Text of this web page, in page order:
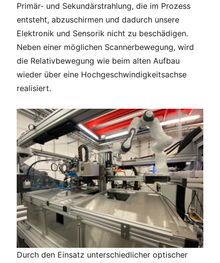
Primär- und Sekundärstrahlung, die im Prozess
entsteht, abzuschirmen und dadurch unsere
Elektronik und Sensorik nicht zu beschädigen.
Neben einer möglichen Scannerbewegung, wird
die Relativbewegung wie beim alten Aufbau
wieder über eine Hochgeschwindigkeitsachse
realisiert.
Durch den Einsatz unterschiedlicher optischer